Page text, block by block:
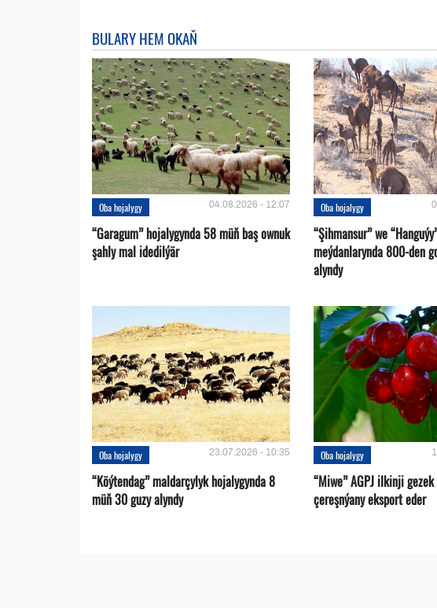
BULARY HEM OKAŇ
Oba hojalygy 04.08.2026 - 12:07
“Garagum” hojalygynda 58 müň baş ownuk
şahly mal idedilýär
Oba hojalygy
“Şihmansur” we
meýdanlarynda 800-den
alyndy
Oba hojalygy 23.07.2026 - 10:35
“Köýtendag” maldarçylyk hojalygynda 8
müň 30 guzy alyndy
Oba hojalygy
“Miwe” AGPJ ilkinji
çereşnýany eksport eder